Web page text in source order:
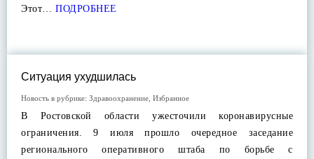
Этот… ПОДРОБНЕЕ
Ситуация ухудшилась
Новость в рубрике: Здравоохранение Избранное
В Ростовской области ужесточили коронавирусные
ограничения. 9 июля прошло очередное заседание
регионального оперативного штаба по борьбе с